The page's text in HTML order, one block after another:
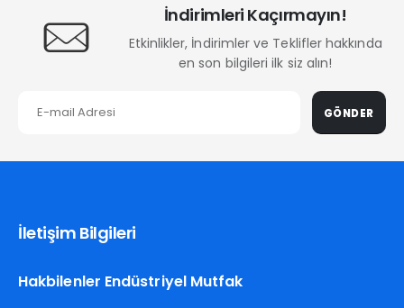
İndirimleri Kaçırmayın!
Etkinlikler, İndirimler ve Teklifler hakkında
en son bilgileri ilk siz alın!
GÖNDER
İletişim Bilgileri
Hakbilenler Endüstriyel Mutfak